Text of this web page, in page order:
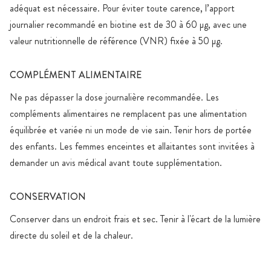
adéquat est nécessaire. Pour éviter toute carence, l’apport
journalier recommandé en biotine est de 30 à 60 µg, avec une
valeur nutritionnelle de référence (VNR) fixée à 50 µg.
COMPLÉMENT ALIMENTAIRE
Ne pas dépasser la dose journalière recommandée. Les
compléments alimentaires ne remplacent pas une alimentation
équilibrée et variée ni un mode de vie sain. Tenir hors de portée
des enfants. Les femmes enceintes et allaitantes sont invitées à
demander un avis médical avant toute supplémentation.
CONSERVATION
Conserver dans un endroit frais et sec. Tenir à l'écart de la lumière
directe du soleil et de la chaleur.